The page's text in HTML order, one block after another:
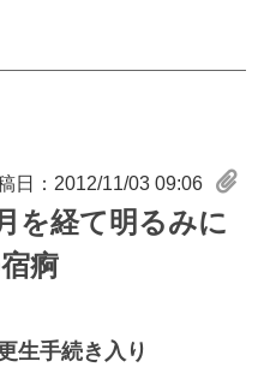
日：2012/11/03 09:06
を経て明るみに
痾
生手続き入り